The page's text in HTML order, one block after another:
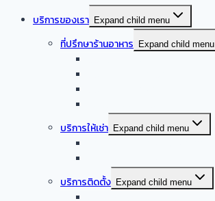
บริการของเรา Expand child menu
ที่ปรึกษาร้านอาหาร Expand child menu
บริการให้เช่า Expand child menu
บริการติดตั้ง Expand child menu